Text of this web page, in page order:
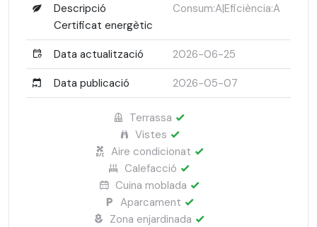
Descripció
Certificat energètic
Consum:A|Eficiència:A
Data actualització 2026-06-25
Data publicació 2026-05-07
Terrassa
Vistes
Aire condicionat
Calefacció
Cuina moblada
Aparcament
Zona enjardinada